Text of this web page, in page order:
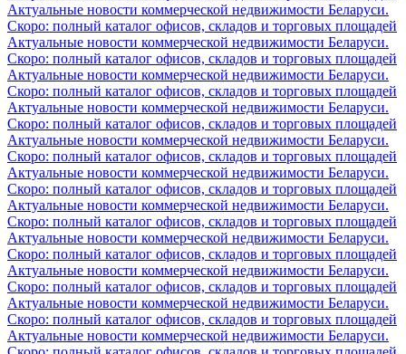
Актуальные новости коммерческой недвижимости Беларуси.
Скоро: полный каталог офисов, складов и торговых площадей
Актуальные новости коммерческой недвижимости Беларуси.
Скоро: полный каталог офисов, складов и торговых площадей
Актуальные новости коммерческой недвижимости Беларуси.
Скоро: полный каталог офисов, складов и торговых площадей
Актуальные новости коммерческой недвижимости Беларуси.
Скоро: полный каталог офисов, складов и торговых площадей
Актуальные новости коммерческой недвижимости Беларуси.
Скоро: полный каталог офисов, складов и торговых площадей
Актуальные новости коммерческой недвижимости Беларуси.
Скоро: полный каталог офисов, складов и торговых площадей
Актуальные новости коммерческой недвижимости Беларуси.
Скоро: полный каталог офисов, складов и торговых площадей
Актуальные новости коммерческой недвижимости Беларуси.
Скоро: полный каталог офисов, складов и торговых площадей
Актуальные новости коммерческой недвижимости Беларуси.
Скоро: полный каталог офисов, складов и торговых площадей
Актуальные новости коммерческой недвижимости Беларуси.
Скоро: полный каталог офисов, складов и торговых площадей
Актуальные новости коммерческой недвижимости Беларуси.